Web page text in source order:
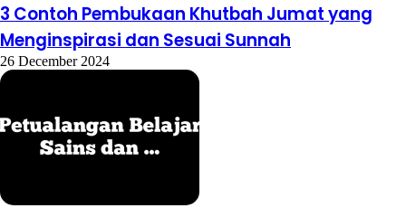
3 Contoh Pembukaan Khutbah Jumat yang
Menginspirasi dan Sesuai Sunnah
26 December 2024